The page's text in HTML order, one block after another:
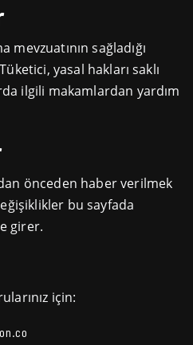
sağladığı
yasal hakları saklı
ilgili makamlardan yardım
önceden haber verilmek
bu sayfada
girer.
için: